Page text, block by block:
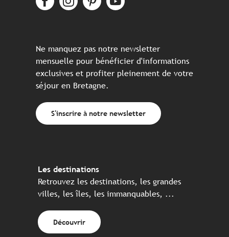
Ne manquez pas notre newsletter
mensuelle pour bénéficier d'informations
exclusives et profiter pleinement de votre
séjour en Bretagne.
S'inscrire à notre newsletter
Les destinations
Retrouvez les destinations, les grandes
villes, les îles, les immanquables, ...
Découvrir